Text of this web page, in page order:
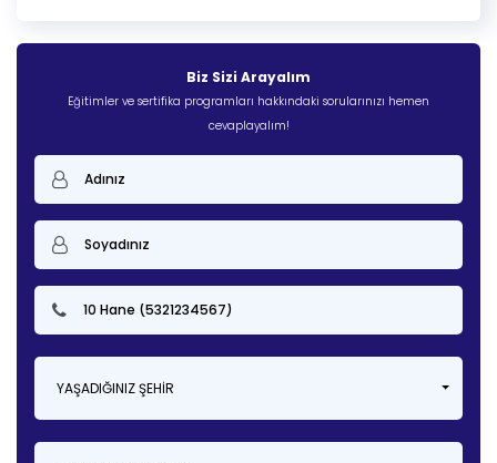
Biz Sizi Arayalım
Eğitimler ve sertifika programları hakkındaki sorularınızı hemen
cevaplayalım!
YAŞADIĞINIZ ŞEHIR